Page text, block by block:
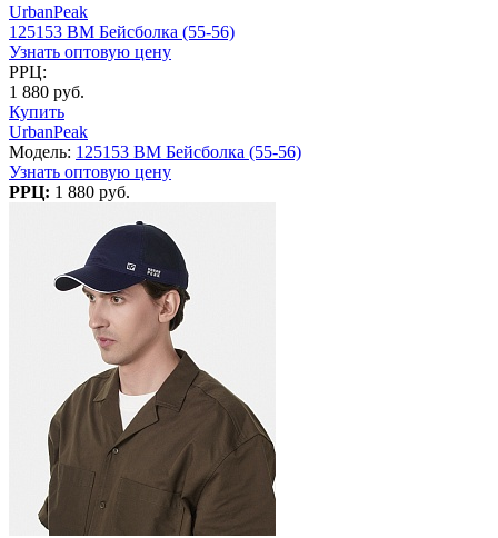
UrbanPeak
125153 BM Бейсболка (55-56)
Узнать оптовую цену
РРЦ:
1 880 руб.
Купить
UrbanPeak
Модель: 125153 BM Бейсболка (55-56)
Узнать оптовую цену
РРЦ: 1 880 руб.